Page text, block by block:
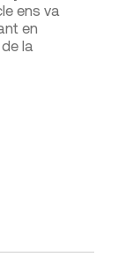
ens va
en
la